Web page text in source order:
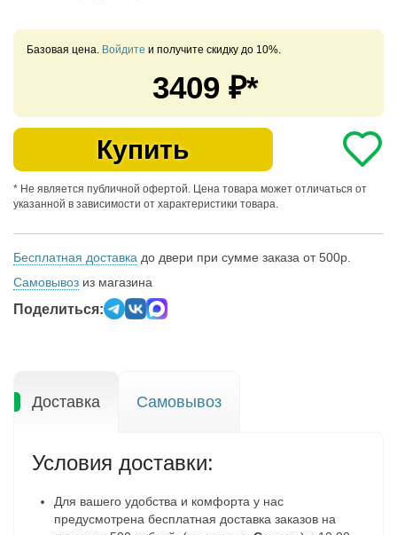
Базовая цена. Войдите и получите скидку до 10%.
3409₽*
Купить
* Не является публичной офертой. Цена товара может отличаться от
указанной в зависимости от характеристики товара.
Бесплатная доставка до двери при сумме заказа от 500р.
Самовывоз из магазина
Поделиться:
Доставка Самовывоз
Условия доставки:
Для вашего удобства и комфорта у нас
предусмотрена бесплатная доставка заказов на